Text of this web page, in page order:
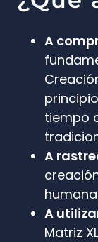
A
tiempo
A
A
Matriz